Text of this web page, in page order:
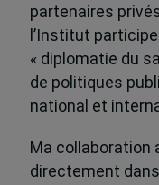
partenaires
l’Institut
« diplomatie du
de politiques
national et
Ma collaboration
directement